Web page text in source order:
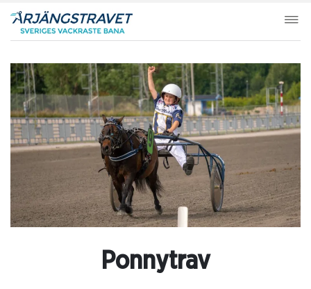
Ponnytrav